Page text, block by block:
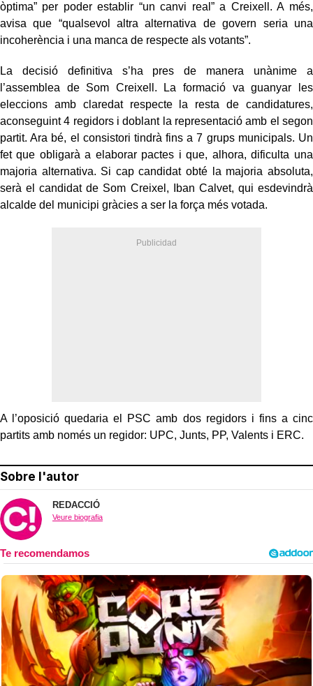
òptima” per poder establir “un canvi real” a Creixell. A més,
avisa que “qualsevol altra alternativa de govern seria una
incoherència i una manca de respecte als votants”.
La decisió definitiva s’ha pres de manera unànime a
l’assemblea de Som Creixell. La formació va guanyar les
eleccions amb claredat respecte la resta de candidatures,
aconseguint 4 regidors i doblant la representació amb el segon
partit. Ara bé, el consistori tindrà fins a 7 grups municipals. Un
fet que obligarà a elaborar pactes i que, alhora, dificulta una
majoria alternativa. Si cap candidat obté la majoria absoluta,
serà el candidat de Som Creixel, Iban Calvet, qui esdevindrà
alcalde del municipi gràcies a ser la força més votada.
A l’oposició quedaria el PSC amb dos regidors i fins a cinc
partits amb només un regidor: UPC, Junts, PP, Valents i ERC.
Sobre l'autor
REDACCIÓ
Veure biografia